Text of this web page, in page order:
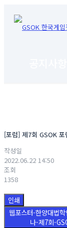
[포럼] 제7회 GSOK
작성일
2022.06.22 14:50
조회
1358
인쇄
웹포스터-한양대법
나-제7회-